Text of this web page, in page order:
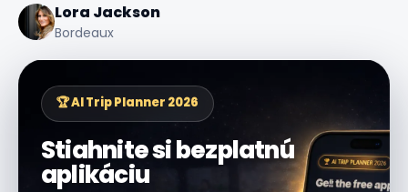
Lora Jackson
Bordeaux
🏆 AI Trip Planner 2026
Stiahnite si bezplatnú
aplikáciu